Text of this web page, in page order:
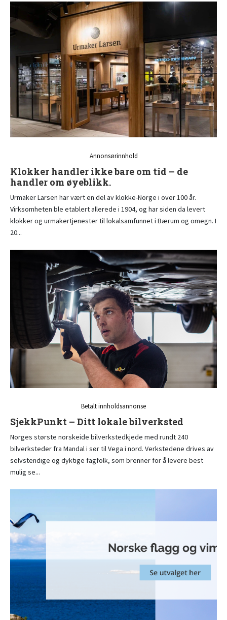
Annonsørinnhold
Klokker handler ikke bare om tid – de
handler om øyeblikk.
Urmaker Larsen har vært en del av klokke-Norge i over 100 år.
Virksomheten ble etablert allerede i 1904, og har siden da levert
klokker og urmakertjenester til lokalsamfunnet i Bærum og omegn. I
20...
Betalt innholdsannonse
SjekkPunkt – Ditt lokale bilverksted
Norges største norskeide bilverkstedkjede med rundt 240
bilverksteder fra Mandal i sør til Vega i nord. Verkstedene drives av
selvstendige og dyktige fagfolk, som brenner for å levere best
mulig se...